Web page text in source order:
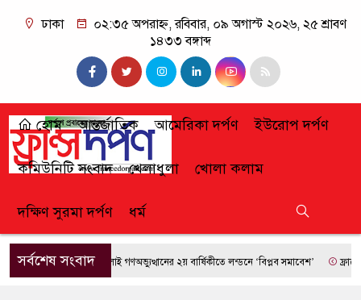
ঢাকা
০২:৩৫ অপরাহ্ন, রবিবার, ০৯ অগাস্ট ২০২৬, ২৫ শ্রাবণ
১৪৩৩ বঙ্গাব্দ
হোম আন্তর্জাতিক আমেরিকা দর্পণ ইউরোপ দর্পণ
কমিউনিটি সংবাদ খেলাধুলা খোলা কলাম
দক্ষিণ সুরমা দর্পণ ধর্ম
সর্বশেষ সংবাদজুলাই গণঅভ্যুত্থানের ২য় বার্ষিকীতে লন্ডনে ‘বিপ্লব সমাবেশ’ ফ্রান্সে